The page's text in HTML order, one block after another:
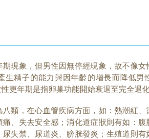
現象，但男性因無停經現象，故不像女
生精子的能力與因年齡的增長而降低男
更年期是指卵巢功能開始衰退至完全退化
類，在心血管疾病方面，如：熱潮紅、
、失去安全感；消化道症狀則有如：腹
失禁、尿道炎、膀胱發炎；生殖道則有